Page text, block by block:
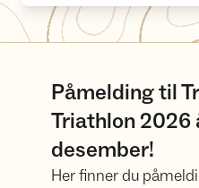
Påmelding til
Triathlon 2026
desember!
Her finner du